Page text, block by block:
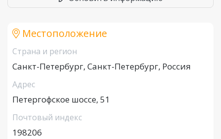
Местоположение
Страна и регион
Санкт-Петербург, Санкт-Петербург, Россия
Адрес
Петергофское шоссе, 51
Почтовый индекс
198206